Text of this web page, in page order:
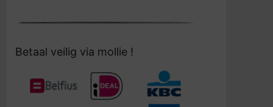
Betaal veilig via mollie !